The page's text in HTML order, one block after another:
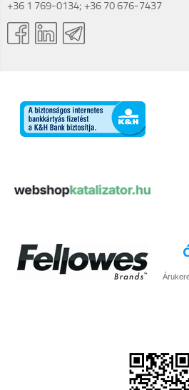
+36 1 769-0134; +36 70 676-7437